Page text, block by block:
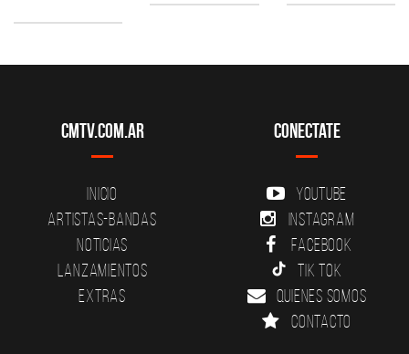
CMTV.com.ar
Inicio
Artistas-Bandas
Noticias
Lanzamientos
Extras
Conectate
YouTube
Instagram
Facebook
Tik Tok
Quienes somos
Contacto